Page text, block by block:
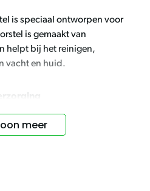
is speciaal ontworpen voor
is gemaakt van
helpt bij het reinigen,
vacht en huid.
Dit stimuleert de
en meubels te verwijderen.
meer